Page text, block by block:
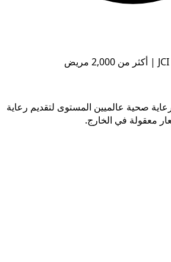
صحية عالميين المستوى لتقديم رعاية
معقولة في الخارج.